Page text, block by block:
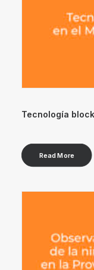
Tecnología
Read More